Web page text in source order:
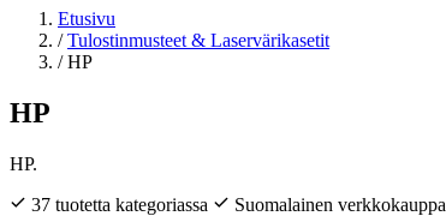
Etusivu
/ Tulostinmusteet & Laservärikasetit
/ HP
HP
HP.
37 tuotetta kategoriassa
Suomalainen verkkokauppa